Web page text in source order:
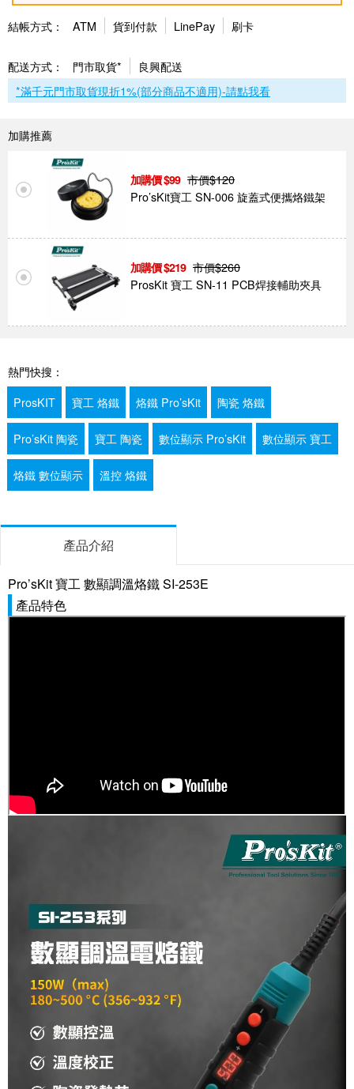
結帳方式： ATM 貨到付款 LinePay 刷卡
配送方式： 門市取貨*
良興配送
*滿千元門市取貨現折1%(部分商品不適用)-請點我看
加購推薦
99 市價$120
Pro’sKit寶工 SN-006 旋蓋式便攜烙鐵架
219 市價$260
ProsKit 寶工 SN-11 PCB焊接輔助夾具
熱門快搜：
ProsKIT
寶工 烙鐵 烙鐵 Pro’sKit 陶瓷 烙鐵
Pro’sKit 陶瓷 寶工 陶瓷 數位顯示 Pro’sKit 數位顯示 寶工
烙鐵 數位顯示 溫控 烙鐵
產品介紹
Pro’sKit 寶工 數顯調溫烙鐵 SI-253E
產品特色